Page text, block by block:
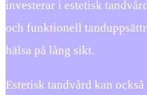
investerar i estetisk
och funktionell
hälsa på lång sikt.
Estetisk tandvård kan